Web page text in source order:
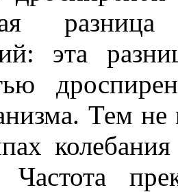
эта
Тем
Частота